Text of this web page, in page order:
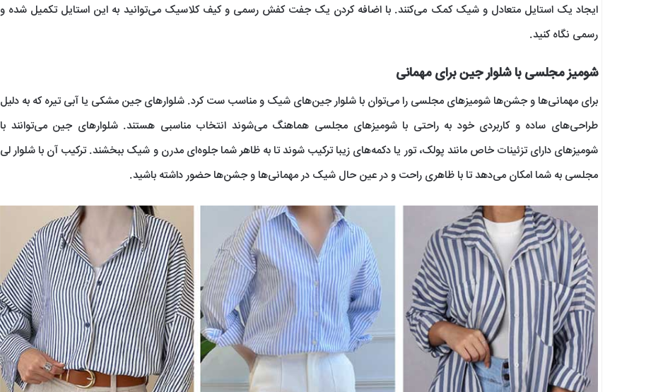
ایجاد یک استایل متعادل و شیک کمک می‌کنند. با اضافه کردن یک جفت کفش رسمی و کیف کلاسیک می‌توانید به این استایل تکمیل شده و
رسمی نگاه کنید.
شومیز مجلسی با شلوار جین برای مهمانی
برای مهمانی‌ها و جشن‌ها شومیزهای مجلسی را می‌توان با شلوار جین‌های شیک و مناسب ست کرد. شلوارهای جین مشکی یا آبی تیره که به دلیل
طراحی‌های ساده و کاربردی خود به راحتی با شومیزهای مجلسی هماهنگ می‌شوند انتخاب مناسبی هستند. شلوارهای جین می‌توانند با
شومیزهای دارای تزئینات خاص مانند پولک، تور یا دکمه‌های زیبا ترکیب شوند تا به ظاهر شما جلوه‌ای مدرن و شیک ببخشند. ترکیب آن با شلوار لی
مجلسی به شما امکان می‌دهد تا با ظاهری راحت و در عین حال شیک در مهمانی‌ها و جشن‌ها حضور داشته باشید.